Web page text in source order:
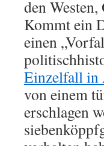
den
Kommt ein
einen
Einzelfall in
von einem
erschlagen